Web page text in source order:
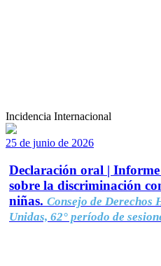
Incidencia Internacional
25 de junio de 2026
Declaración oral |
sobre la discriminación
niñas. Consejo de Derechos
Unidas, 62° período de